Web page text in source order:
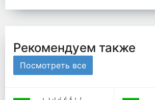
Рекомендуем также
Посмотреть все